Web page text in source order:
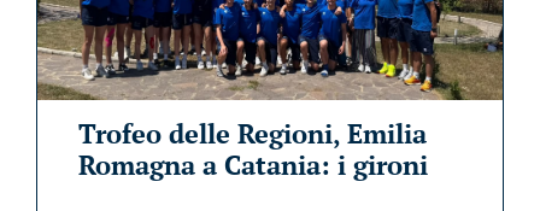
Trofeo delle Regioni, Emilia
Romagna a Catania: i gironi